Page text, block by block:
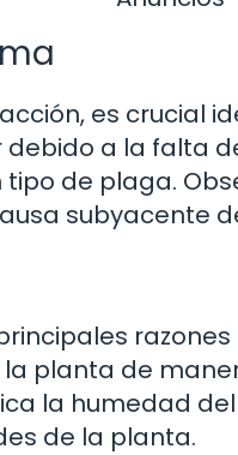
es crucial
a la falta
de plaga.
subyacente
planta de
la humedad
de la planta.